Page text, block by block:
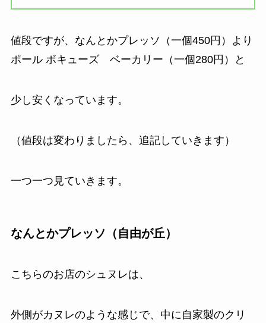
値段ですが、なんとかプレッソ（一個450円）より
ポール ボキューズ ベーカリー（一個280円）と
少し安くなっています。
（値段は変わりましたら、追記していきます）
一つ一つ見ていきます。
なんとかプレッソ（自由が丘）
こちらのお店のシュヌレは、
外側がカヌレのような感じで、中に自家製のクリ